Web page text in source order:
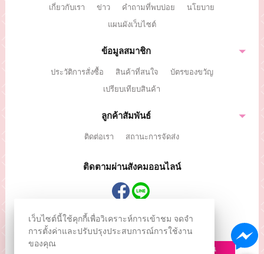
เกี่ยวกับเรา ข่าว คำถามที่พบบ่อย
นโยบาย
แผนผังเว็บไซต์
ข้อมูลสมาชิก
ประวัติการสั่งซื้อ สินค้าที่สนใจ
บัตรของขวัญ
เปรียบเทียบสินค้า
ลูกค้าสัมพันธ์
ติดต่อเรา สถานะการจัดส่ง
ติดตามผ่านสังคมออนไลน์
สมัครรับข่าวสาร
ลงทะเบียนเพื่อรับข้อเสนอและส่วนลดพิเศษ
ลงทะเบียน
เว็บไซต์นี้ใช้คุกกี้เพื่อวิเคราะห์การเข้าชม จดจำ
การตั้งค่าและปรับปรุงประสบการณ์การใช้งาน
ของคุณ